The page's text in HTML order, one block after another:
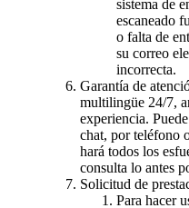
sistema de
escaneado
o falta de
su correo
incorrecta.
Garantía de
multilingüe 24/7,
experiencia.
chat, por teléfono
hará todos los
consulta lo antes
Solicitud de
Para hacer